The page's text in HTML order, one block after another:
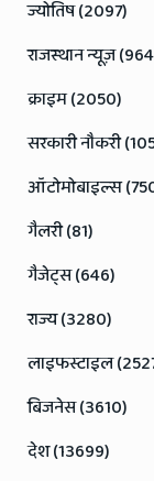
ज्योतिष (2097)
राजस्थान न्यूज़
क्राइम (2050)
सरकारी नौकरी
ऑटोमोबाइल्स
गैलरी (81)
गैजेट्स (646)
राज्य (3280)
लाइफस्टाइल
बिजनेस (3610)
देश (13699)